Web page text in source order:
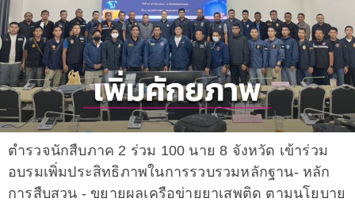
ตำรวจนักสืบภาค 2 ร่วม 100 นาย 8 จังหวัด เข้าร่วม
อบรมเพิ่มประสิทธิภาพในการรวบรวมหลักฐาน- หลัก
การสืบสวน - ขยายผลเครือข่ายยาเสพติด ตามนโยบาย